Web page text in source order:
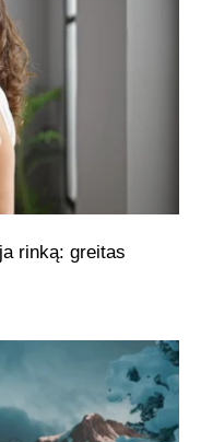
rinką: greitas